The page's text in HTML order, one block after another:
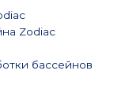
Zodiac
бассейнов